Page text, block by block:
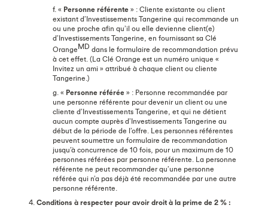
f. « Personne référente » : Cliente existante ou client
existant d’Investissements Tangerine qui recommande un
ou une proche afin qu’il ou elle devienne client(e)
d’Investissements Tangerine, en fournissant sa Clé
OrangeMD dans le formulaire de recommandation prévu
à cet effet. (La Clé Orange est un numéro unique «
Invitez un ami » attribué à chaque client ou cliente
Tangerine.)
g. « Personne référée » : Personne recommandée par
une personne référente pour devenir un client ou une
cliente d’Investissements Tangerine, et qui ne détient
aucun compte auprès d’Investissements Tangerine au
début de la période de l’offre. Les personnes référentes
peuvent soumettre un formulaire de recommandation
jusqu’à concurrence de 10 fois, pour un maximum de 10
personnes référées par personne référente. La personne
référente ne peut recommander qu’une personne
référée qui n’a pas déjà été recommandée par une autre
personne référente.
4. Conditions à respecter pour avoir droit à la prime de 2 % :